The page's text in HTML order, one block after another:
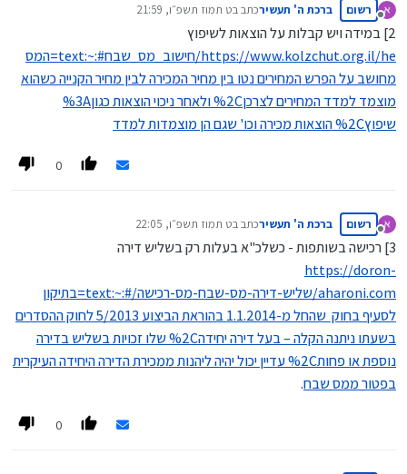
מנותק
רשום ברכת ה' תעשירכתב בט תמוז תשפ״ו, 21:59
נערך לאחרונה על ידי
2] במידה ויש קבלות על הוצאות לשיפוץ
https://www.kolzchut.org.il/he/חישוב_מס_שבח#:~:text=המס
מחושב על הפרש המחירים נטו בין מחיר המכירה לבין מחיר הקנייה כשהוא
מוצמד למדד המחירים לצרכן%2C ולאחר ניכוי הוצאות כגון%3A
שיפוץ%2C הוצאות מכירה וכו' שגם הן מוצמדות למדד
0
מנותק
רשום ברכת ה' תעשירכתב בט תמוז תשפ״ו, 22:05
נערך לאחרונה על ידי
3] רכישה בשותפות - כשלכ"א בעלות רק בשליש דירה
https://doron-
aharoni.com/שליש-דירה-מס-שבח-מס-רכישה/#:~:text=בתיקון
לסעיף בחוק שהחל מ-1.1.2014 בהוראת הביצוע 5/2013 לחוק ההסדרים
בשעתו ניתנה הקלה – בעל דירה יחידה%2C שלו זכויות בשליש בדירה
נוספת או פחות%2C עדיין יכול יהיה ליהנות ממכירת הדירה היחידה העיקרית
בפטור ממס שבח.
0